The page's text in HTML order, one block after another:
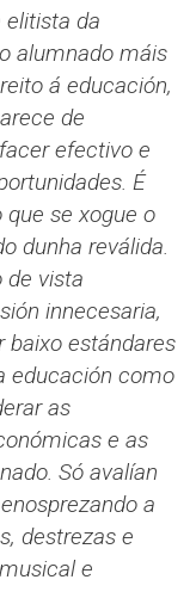
da
alumnado máis
á educación,
de
efectivo e
É
se xogue o
dunha reválida.
de vista
innecesaria,
baixo estándares
educación como
as
e as
Só avalían
a
destrezas e
e